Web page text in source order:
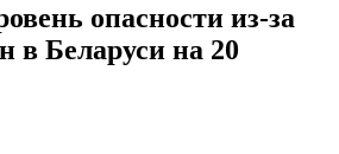
опасности из-за
в Беларуси на 20